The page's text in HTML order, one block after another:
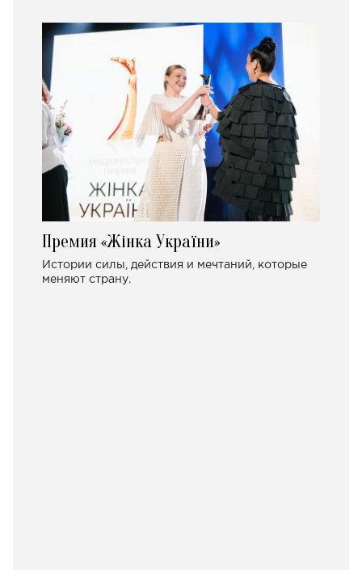
Премия «Жінка України»
Истории силы, действия и мечтаний, которые
меняют страну.